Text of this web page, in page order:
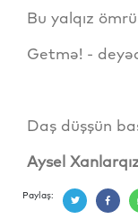
Bu yalqız
Getmə! -
dilim
Daş düşşün
Aysel
Paylaş: